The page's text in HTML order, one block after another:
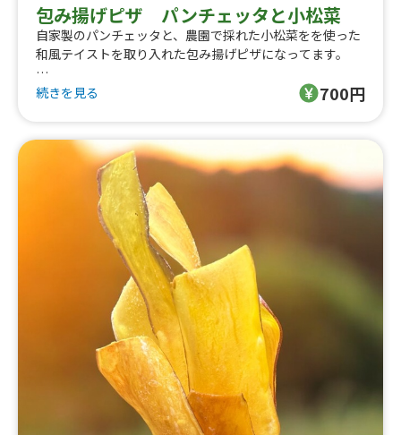
包み揚げピザ パンチェッタと小松菜
自家製のパンチェッタと、農園で採れた小松菜をを使った
和風テイストを取り入れた包み揚げピザになってます。
包み揚げピザとは！？
チ！具材とチーズがとろける！新感覚ピザです！
北海道産の高級小麦ハルユタカ100%で作る自家製生地と
オリーブ揚げ、自家製野菜の自家製具材にこだわってま
続きを見る 700円